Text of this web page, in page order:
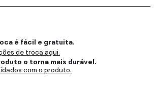
é fácil e gratuita.
de troca aqui.
o torna mais durável.
com o produto.